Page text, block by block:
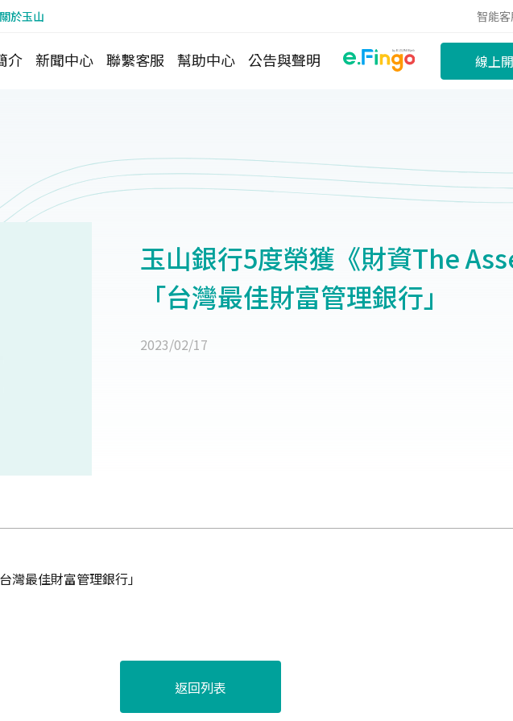
關於玉山 智能
介 新聞中心 聯繫客服 幫助中心 公告與聲明 線上
玉山銀行5度榮獲《財資The
「台灣最佳財富管理銀行」
2023/02/17
灣最佳財富管理銀行」
返回列表